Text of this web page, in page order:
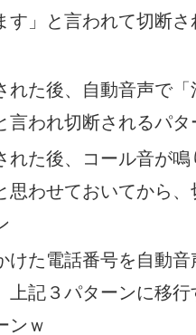
す」と言われて切断さ
れた後、自動音声で「
言われ切断されるパタ
れた後、コール音が鳴
思わせておいてから、
けた電話番号を自動音
上記３パターンに移行
ンｗ